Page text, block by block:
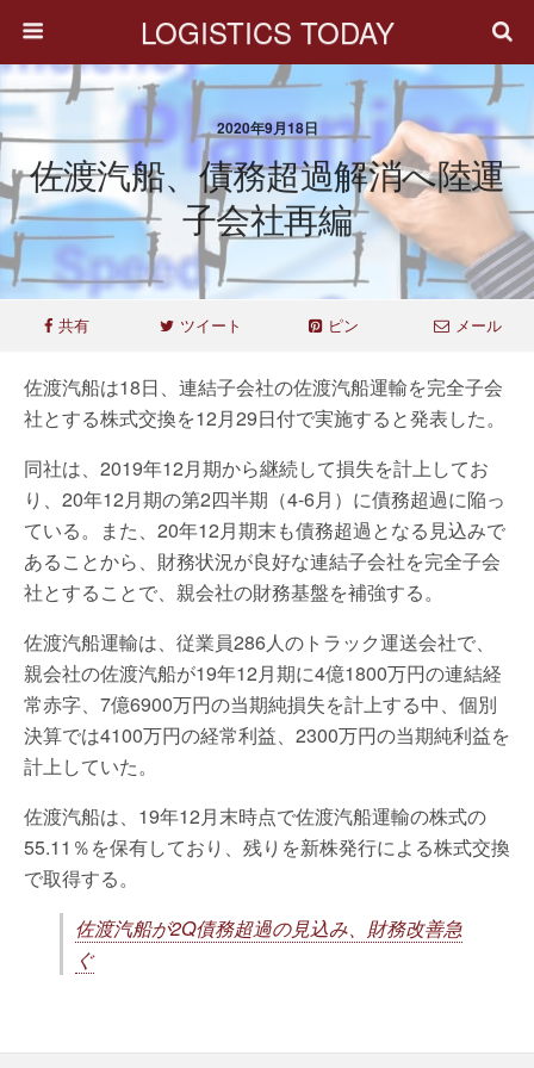
LOGISTICS TODAY
2020年9月18日
佐渡汽船、債務超過解消へ陸運
子会社再編
共有 ツイート ピン メール
佐渡汽船は18日、連結子会社の佐渡汽船運輸を完全子会
社とする株式交換を12月29日付で実施すると発表した。
同社は、2019年12月期から継続して損失を計上してお
り、20年12月期の第2四半期（4-6月）に債務超過に陥っ
ている。また、20年12月期末も債務超過となる見込みで
あることから、財務状況が良好な連結子会社を完全子会
社とすることで、親会社の財務基盤を補強する。
佐渡汽船運輸は、従業員286人のトラック運送会社で、
親会社の佐渡汽船が19年12月期に4億1800万円の連結経
常赤字、7億6900万円の当期純損失を計上する中、個別
決算では4100万円の経常利益、2300万円の当期純利益を
計上していた。
佐渡汽船は、19年12月末時点で佐渡汽船運輸の株式の
55.11％を保有しており、残りを新株発行による株式交換
で取得する。
佐渡汽船が2Q債務超過の見込み、財務改善急
ぐ